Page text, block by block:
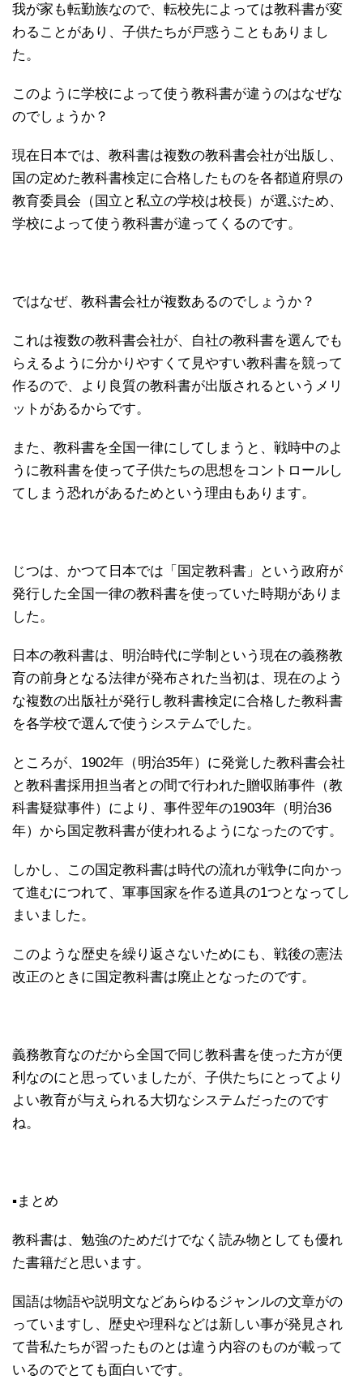
我が家も転勤族なので、転校先によっては教科書が変
わることがあり、子供たちが戸惑うこともありまし
た。
このように学校によって使う教科書が違うのはなぜな
のでしょうか？
現在日本では、教科書は複数の教科書会社が出版し、
国の定めた教科書検定に合格したものを各都道府県の
教育委員会（国立と私立の学校は校長）が選ぶため、
学校によって使う教科書が違ってくるのです。
ではなぜ、教科書会社が複数あるのでしょうか？
これは複数の教科書会社が、自社の教科書を選んでも
らえるように分かりやすくて見やすい教科書を競って
作るので、より良質の教科書が出版されるというメリ
ットがあるからです。
また、教科書を全国一律にしてしまうと、戦時中のよ
うに教科書を使って子供たちの思想をコントロールし
てしまう恐れがあるためという理由もあります。
じつは、かつて日本では「国定教科書」という政府が
発行した全国一律の教科書を使っていた時期がありま
した。
日本の教科書は、明治時代に学制という現在の義務教
育の前身となる法律が発布された当初は、現在のよう
な複数の出版社が発行し教科書検定に合格した教科書
を各学校で選んで使うシステムでした。
ところが、1902年（明治35年）に発覚した教科書会社
と教科書採用担当者との間で行われた贈収賄事件（教
科書疑獄事件）により、事件翌年の1903年（明治36
年）から国定教科書が使われるようになったのです。
しかし、この国定教科書は時代の流れが戦争に向かっ
て進むにつれて、軍事国家を作る道具の1つとなってし
まいました。
このような歴史を繰り返さないためにも、戦後の憲法
改正のときに国定教科書は廃止となったのです。
義務教育なのだから全国で同じ教科書を使った方が便
利なのにと思っていましたが、子供たちにとってより
よい教育が与えられる大切なシステムだったのです
ね。
▪まとめ
教科書は、勉強のためだけでなく読み物としても優れ
た書籍だと思います。
国語は物語や説明文などあらゆるジャンルの文章がの
っていますし、歴史や理科などは新しい事が発見され
て昔私たちが習ったものとは違う内容のものが載って
いるのでとても面白いです。